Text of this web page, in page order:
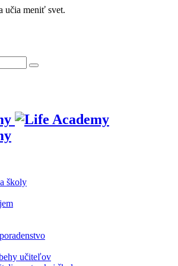
učia meniť svet.
školy
učiteľov